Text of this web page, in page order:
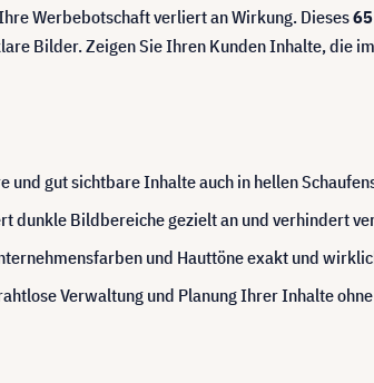
Werbebotschaft verliert an Wirkung. Dieses
Bilder. Zeigen Sie Ihren Kunden Inhalte, die
und gut sichtbare Inhalte auch in hellen
dunkle Bildbereiche gezielt an und verhindert
und Hauttöne exakt und
Verwaltung und Planung Ihrer Inhalte